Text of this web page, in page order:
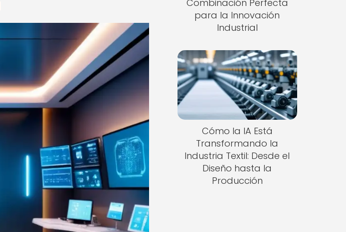
Combinación Perfecta
para la Innovación
Industrial
Cómo la IA Está
Transformando la
Industria Textil: Desde el
Diseño hasta la
Producción